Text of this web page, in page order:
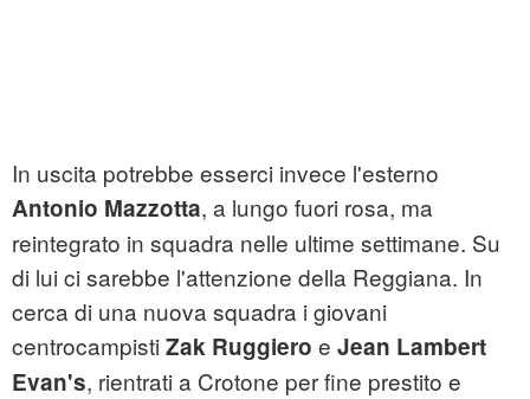
In uscita potrebbe esserci invece l'esterno
Antonio Mazzotta, a lungo fuori rosa, ma
reintegrato in squadra nelle ultime settimane. Su
di lui ci sarebbe l'attenzione della Reggiana. In
cerca di una nuova squadra i giovani
centrocampisti Zak Ruggiero e Jean Lambert
Evan's, rientrati a Crotone per fine prestito e